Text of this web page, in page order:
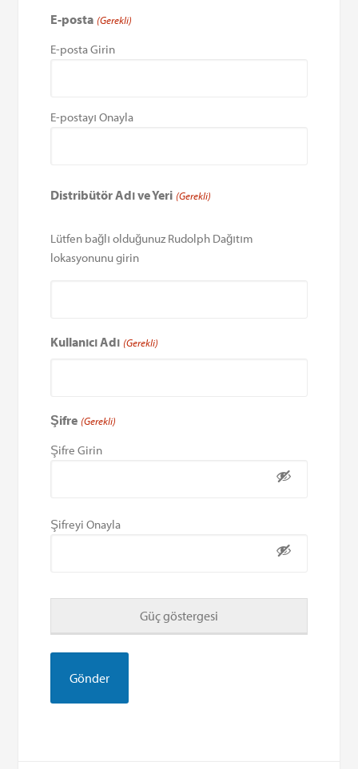
E-posta (Gerekli)
E-posta Girin
E-postayı Onayla
Distribütör Adı ve Yeri (Gerekli)
Lütfen bağlı olduğunuz Rudolph Dağıtım
lokasyonunu girin
Kullanıcı Adı (Gerekli)
Şifre (Gerekli)
Şifre Girin
Şifreyi Onayla
Güç göstergesi